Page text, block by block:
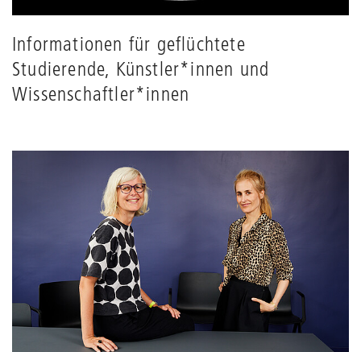
Informationen für geflüchtete
Studierende, Künstler*innen und
Wissenschaftler*innen